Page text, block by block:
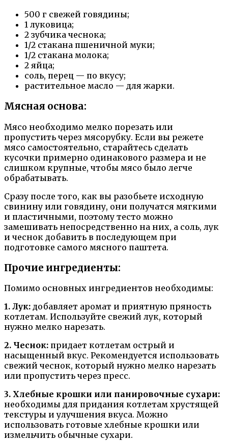
500 г свежей говядины;
1 луковица;
2 зубчика чеснока;
1/2 стакана пшеничной муки;
1/2 стакана молока;
2 яйца;
соль, перец — по вкусу;
растительное масло — для жарки.
Мясная основа:
Мясо необходимо мелко порезать или
пропустить через мясорубку. Если вы режете
мясо самостоятельно, старайтесь сделать
кусочки примерно одинакового размера и не
слишком крупные, чтобы мясо было легче
обрабатывать.
Сразу после того, как вы разобьете исходную
свинину или говядину, они получатся мягкими
и пластичными, поэтому тесто можно
замешивать непосредственно на них, а соль, лук
и чеснок добавить в последующем при
подготовке самого мясного паштета.
Прочие ингредиенты:
Помимо основных ингредиентов необходимы:
1. Лук: добавляет аромат и приятную пряность
котлетам. Используйте свежий лук, который
нужно мелко нарезать.
2. Чеснок: придает котлетам острый и
насыщенный вкус. Рекомендуется использовать
свежий чеснок, который нужно мелко нарезать
или пропустить через пресс.
3. Хлебные крошки или панировочные сухари:
необходимы для придания котлетам хрустящей
текстуры и улучшения вкуса. Можно
использовать готовые хлебные крошки или
измельчить обычные сухари.